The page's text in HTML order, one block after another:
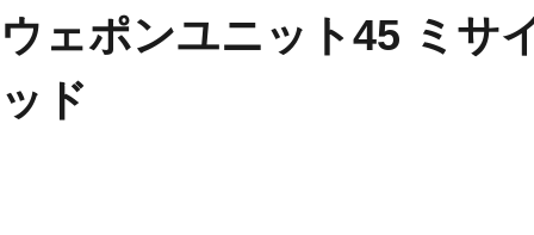
ウェポンユニット45 ミサ
ッド